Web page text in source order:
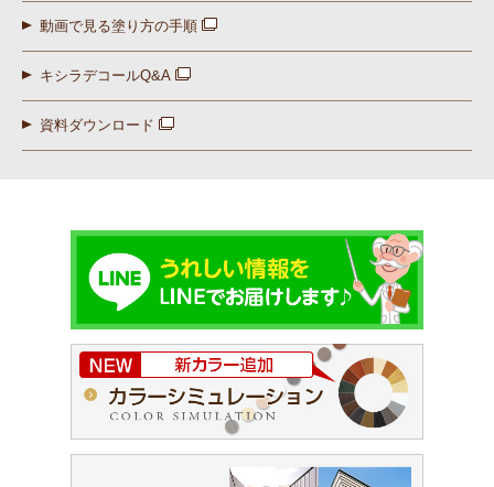
動画で見る塗り方の手順
キシラデコールQ&A
資料ダウンロード